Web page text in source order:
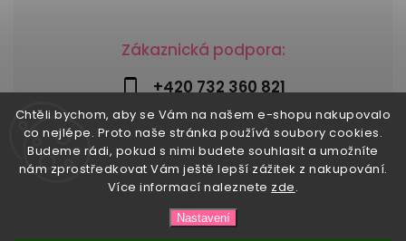
Chtěli bychom, aby se Vám na našem e-shopu nakupovalo
co nejlépe. Proto naše stránka používá soubory cookies.
Budeme rádi, pokud s nimi budete souhlasit a umožníte
nám zprostředkovat Vám ještě lepší zážitek z nakupování.
Více informací naleznete zde.
Nastavení
Zákaznická podpora:
+420 732 360 821
info@risesnu.cz
Risesnu.cz. Všechna práva vyhrazena.
Upravit nastavení cookies